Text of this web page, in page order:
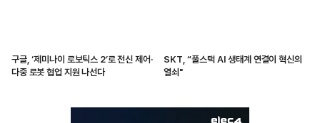
구글, ‘제미나이 로보틱스 2’로 전신 제어·
다중 로봇 협업 지원 나선다
SKT, “풀스택 AI 생태계 연결이 혁신의
열쇠"